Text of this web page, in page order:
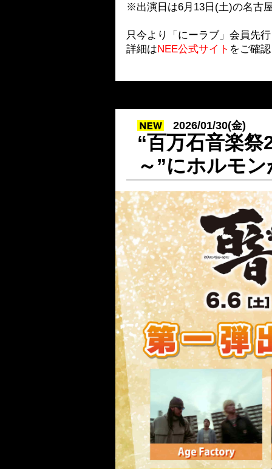
※出演日は6月13日(土)の名古
只今より「にーラブ」会員先
詳細はNEE公式サイト をご確
2026/01/30(金)
“百万石音楽
～”にホルモ